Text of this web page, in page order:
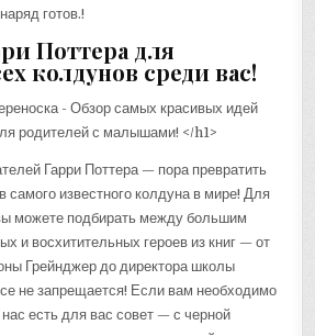
готов.!
Поттера для
колдунов среди вас!
Гарри Поттера — пора превратить
самого известного колдуна в мире! Для
можете подбирать между большим
и восхитительных героев из книг — от
Грейнджер до директора школы
не запрещается! Если вам необходимо
есть для вас совет — с черной